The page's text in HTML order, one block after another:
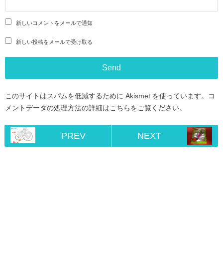
新しいコメントをメールで通知
新しい投稿をメールで受け取る
このサイトはスパムを低減するために Akismet を使っています。
コ
メントデータの処理方法の詳細はこちらをご覧ください。
PREV NEXT